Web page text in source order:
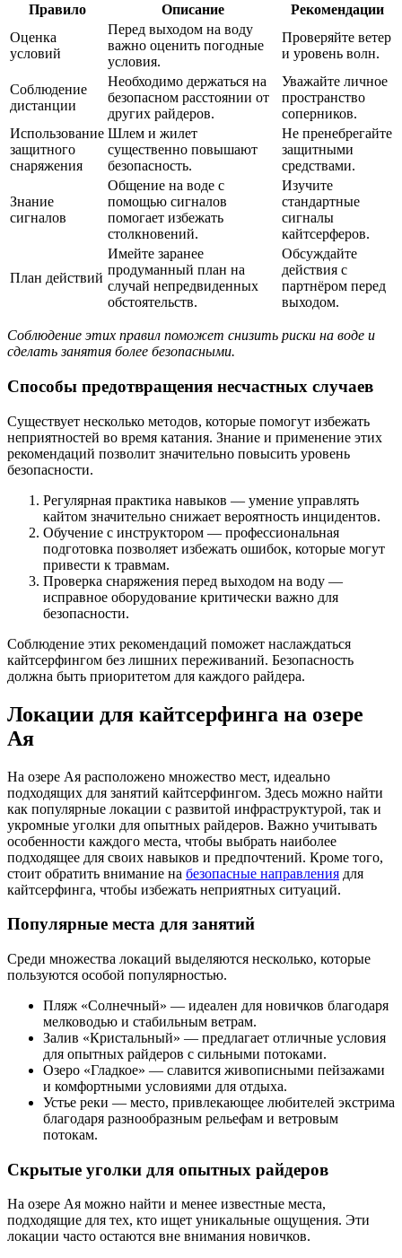
Правило Описание
Рекомендации
Оценка
условий
Перед выходом на воду
важно оценить погодные
условия.
Проверяйте ветер
и уровень волн.
Соблюдение
дистанции
Необходимо держаться на
безопасном расстоянии от
других райдеров.
Уважайте личное
пространство
соперников.
Использование
защитного
снаряжения
Шлем и жилет
существенно повышают
безопасность.
Не пренебрегайте
защитными
средствами.
Знание
сигналов
Общение на воде с
помощью сигналов
помогает избежать
столкновений.
Изучите
стандартные
сигналы
кайтсерферов.
План действий
Имейте заранее
продуманный план на
случай непредвиденных
обстоятельств.
Обсуждайте
действия с
партнёром перед
выходом.
Соблюдение этих правил поможет снизить риски на воде и
сделать занятия более безопасными.
Способы предотвращения несчастных случаев
Существует несколько методов, которые помогут избежать
неприятностей во время катания. Знание и применение этих
рекомендаций позволит значительно повысить уровень
безопасности.
Регулярная практика навыков — умение управлять
кайтом значительно снижает вероятность инцидентов.
Обучение с инструктором — профессиональная
подготовка позволяет избежать ошибок, которые могут
привести к травмам.
Проверка снаряжения перед выходом на воду —
исправное оборудование критически важно для
безопасности.
Соблюдение этих рекомендаций поможет наслаждаться
кайтсерфингом без лишних переживаний. Безопасность
должна быть приоритетом для каждого райдера.
Локации для кайтсерфинга на озере
Ая
На озере Ая расположено множество мест, идеально
подходящих для занятий кайтсерфингом. Здесь можно найти
как популярные локации с развитой инфраструктурой, так и
укромные уголки для опытных райдеров. Важно учитывать
особенности каждого места, чтобы выбрать наиболее
подходящее для своих навыков и предпочтений. Кроме того,
стоит обратить внимание на безопасные направления для
кайтсерфинга, чтобы избежать неприятных ситуаций.
Популярные места для занятий
Среди множества локаций выделяются несколько, которые
пользуются особой популярностью.
Пляж «Солнечный» — идеален для новичков благодаря
мелководью и стабильным ветрам.
Залив «Кристальный» — предлагает отличные условия
для опытных райдеров с сильными потоками.
Озеро «Гладкое» — славится живописными пейзажами
и комфортными условиями для отдыха.
Устье реки — место, привлекающее любителей экстрима
благодаря разнообразным рельефам и ветровым
потокам.
Скрытые уголки для опытных райдеров
На озере Ая можно найти и менее известные места,
подходящие для тех, кто ищет уникальные ощущения. Эти
локации часто остаются вне внимания новичков.